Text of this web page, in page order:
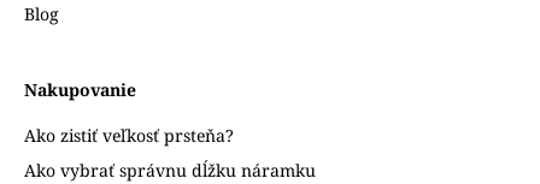
Blog
Nakupovanie
Ako zistiť veľkosť prsteňa?
Ako vybrať správnu dĺžku náramku